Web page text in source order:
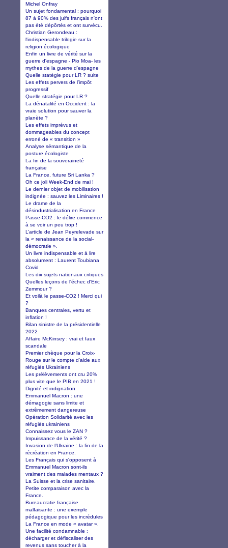
Michel Onfray
Un sujet fondamental : pourquoi
87 à 90% des juifs français n'ont
pas été dépôrtés et ont survécu.
Christian Gerondeau :
l'indispensable trilogie sur la
religion écologique
Enfin un livre de vérité sur la
guerre d'espagne - Pio Moa- les
mythes de la guerre d'espagne
Quelle statégie pour LR ? suite
Les effets pervers de l’impôt
progressif
Quelle stratégie pour LR ?
La dénatalité en Occident : la
vraie solution pour sauver la
planète ?
Les effets imprévus et
dommageables du concept
erroné de « transition »
Analyse sémantique de la
posture écologiste
La fin de la souveraineté
française
La France, future Sri Lanka ?
Oh ce joli Week-End de mai !
Le dernier objet de mobilisation
indignée : sauvez les Liminaires !
Le drame de la
désindustrialisation en France
Passe-CO2 : le délire commence
à se voir un peu trop !
L’article de Jean Peyrelevade sur
la « renaissance de la social-
démocratie ».
Un livre indispensable et à lire
absolument : Laurent Toubiana
Covid
Les dix sujets nationaux critiques
Quelles leçons de l'échec d'Eric
Zemmour ?
Et voilà le passe-CO2 ! Merci qui
?
Banques centrales, vertu et
inflation !
Bilan sinistre de la présidentielle
2022
Affaire McKinsey : vrai et faux
scandale
Premier chèque pour la Croix-
Rouge sur le compte d'aide aux
réfugiés Ukrainiens
Les prélèvements ont cru 20%
plus vite que le PIB en 2021 !
Dignité et indignation
Emmanuel Macron : une
démagogie sans limite et
extrêmement dangereuse
Opération Solidarité avec les
réfugiés ukrainiens
Connaissez vous le ZAN ?
Impuissance de la vérité ?
Invasion de l’Ukraine : la fin de la
récréation en France.
Les Français qui s'opposent à
Emmanuel Macron sont-ils
vraiment des malades mentaux ?
La Suisse et la crise sanitaire.
Petite comparaison avec la
France.
Bureaucratie française
malfaisante : une exemple
pédagogique pour les incrédules
La France en mode « avatar ».
Une facilité condamnable :
décharger et défiscaliser des
revenus sans toucher à la